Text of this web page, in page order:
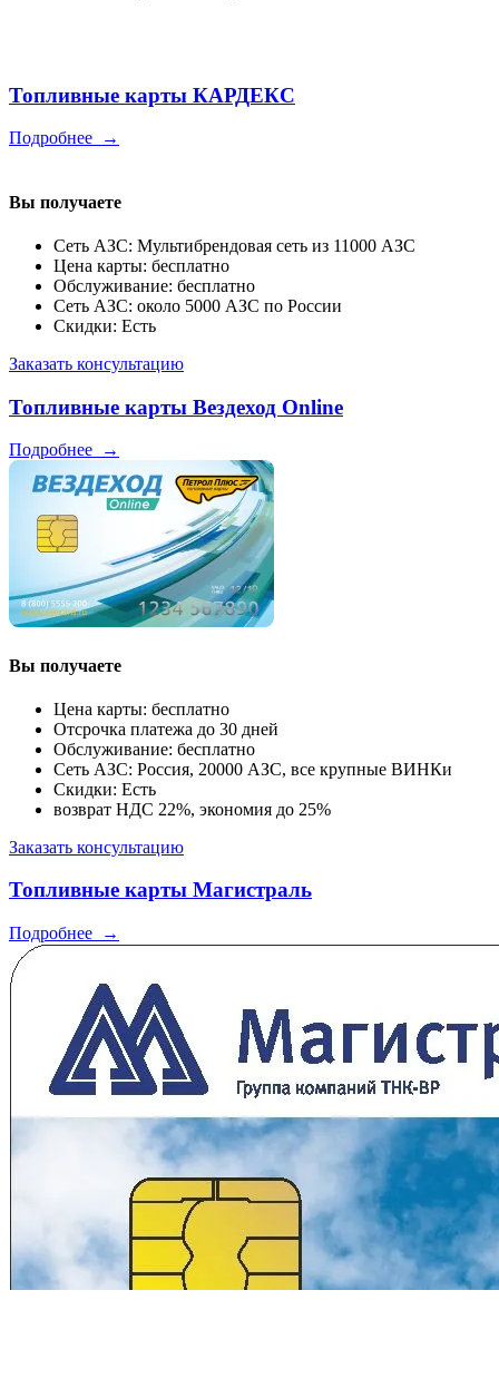
Топливные карты КАРДЕКС
Подробнее →
Вы получаете
Сеть АЗС: Мультибрендовая сеть из 11000 АЗС
Цена карты: бесплатно
Обслуживание: бесплатно
Сеть АЗС: около 5000 АЗС по России
Скидки: Есть
Заказать консультацию
Топливные карты Вездеход Online
Подробнее →
Вы получаете
Цена карты: бесплатно
Отсрочка платежа до 30 дней
Обслуживание: бесплатно
Сеть АЗС: Россия, 20000 АЗС, все крупные ВИНКи
Скидки: Есть
возврат НДС 22%, экономия до 25%
Заказать консультацию
Топливные карты Магистраль
Подробнее →